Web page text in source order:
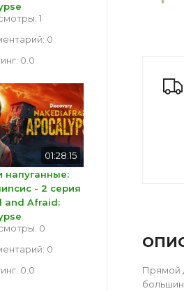
Прямой
1
0
0.0
01:28:15
напуганные:
- 2 серия
and Afraid:
0
0
0.0